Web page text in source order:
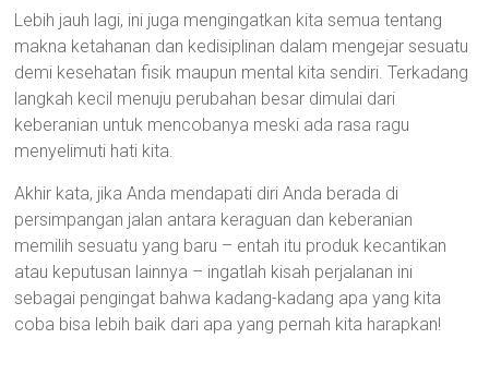
Lebih jauh lagi, ini juga mengingatkan kita semua tentang
makna ketahanan dan kedisiplinan dalam mengejar sesuatu
demi kesehatan fisik maupun mental kita sendiri. Terkadang
langkah kecil menuju perubahan besar dimulai dari
keberanian untuk mencobanya meski ada rasa ragu
menyelimuti hati kita.
Akhir kata, jika Anda mendapati diri Anda berada di
persimpangan jalan antara keraguan dan keberanian
memilih sesuatu yang baru – entah itu produk kecantikan
atau keputusan lainnya – ingatlah kisah perjalanan ini
sebagai pengingat bahwa kadang-kadang apa yang kita
coba bisa lebih baik dari apa yang pernah kita harapkan!